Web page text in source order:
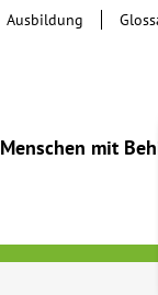
Menschen mit
Ausbildung